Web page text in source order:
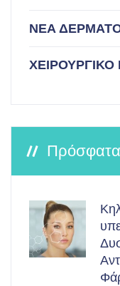
ΝΕΑ
ΧΕΙΡΟΥΡΓΙΚΟ